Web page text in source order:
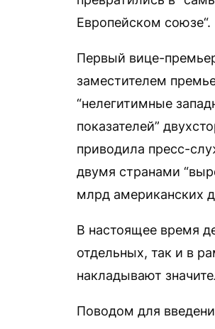
Европейском союзе“.
Первый вице-
заместителем
“нелегитимные
показателей”
приводила пресс-
двумя странами
млрд американских
В настоящее время
отдельных, так и в
накладывают
Поводом для